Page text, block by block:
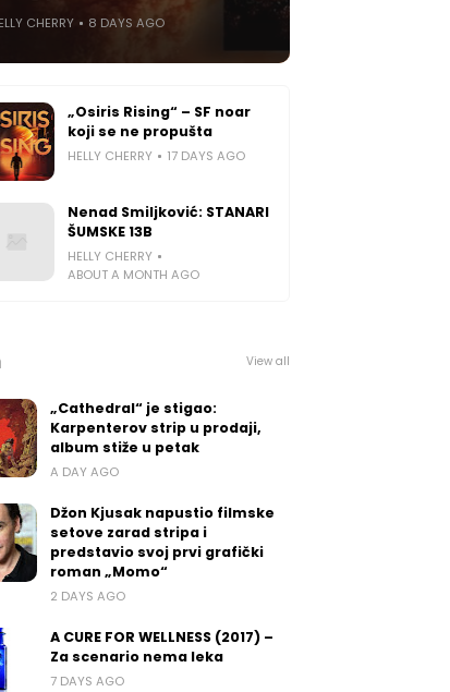
CHERRY 8 DAYS AGO
„Osiris Rising“ – SF noar
koji se ne propušta
HELLY CHERRY 17 DAYS AGO
Nenad Smiljković: STANARI
ŠUMSKE 13B
HELLY CHERRY
ABOUT A MONTH AGO
View all
„Cathedral“ je stigao:
Karpenterov strip u prodaji,
album stiže u petak
A DAY AGO
Džon Kjusak napustio filmske
setove zarad stripa i
predstavio svoj prvi grafički
roman „Momo“
2 DAYS AGO
A CURE FOR WELLNESS (2017) –
Za scenario nema leka
7 DAYS AGO